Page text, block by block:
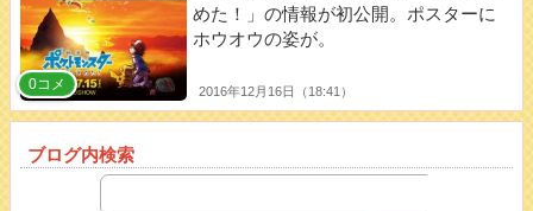
めた！」の情報が初公開。ポスターに
ホウオウの姿が。
2016年12月16日（18:41）
0コメ
ブログ内検索